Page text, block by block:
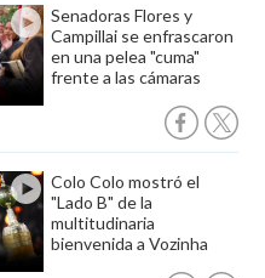
Senadoras Flores y
Campillai se enfrascaron
en una pelea "cuma"
frente a las cámaras
Colo Colo mostró el
"Lado B" de la
multitudinaria
bienvenida a Vozinha